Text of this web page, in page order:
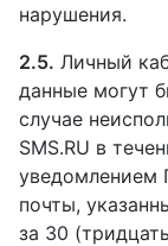
нарушения.
2.5. Личный
данные могут
случае
SMS.RU в
уведомлением
почты,
за 30